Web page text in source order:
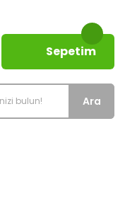
Ara
Sepetim